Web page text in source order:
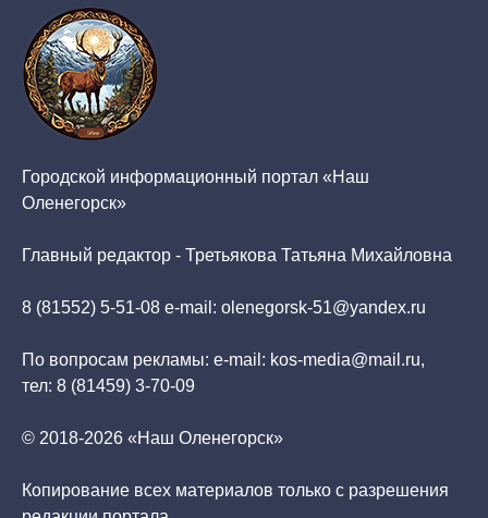
Городской информационный портал «Наш
Оленегорск»
Главный редактор - Третьякова Татьяна Михайловна
8 (81552) 5-51-08 e-mail: olenegorsk-51@yandex.ru
По вопросам рекламы: e-mail: kos-media@mail.ru,
тел: 8 (81459) 3-70-09
© 2018-2026 «Наш Оленегорск»
Копирование всех материалов только с разрешения